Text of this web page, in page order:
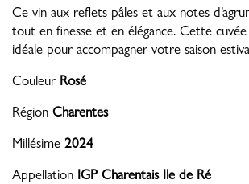
Ce vin aux reflets pâles et aux notes
tout en finesse et en élégance. Cette
idéale pour accompagner votre saison
Couleur Rosé
Région Charentes
Millésime 2024
Appellation IGP Charentais Ile de Ré